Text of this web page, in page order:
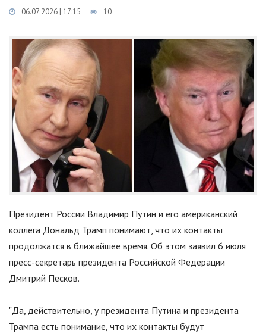
06.07.2026 | 17:15 10
Президент России Владимир Путин и его американский
коллега Дональд Трамп понимают, что их контакты
продолжатся в ближайшее время. Об этом заявил 6 июля
пресс-секретарь президента Российской Федерации
Дмитрий Песков.
"Да, действительно, у президента Путина и президента
Трампа есть понимание, что их контакты будут